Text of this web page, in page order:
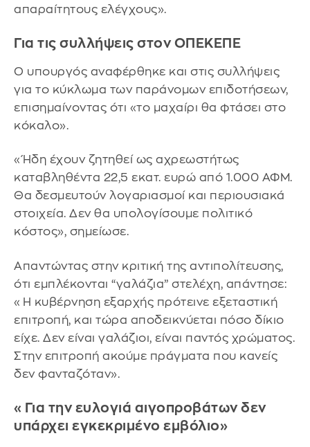
απαραίτητους ελέγχους».
Για τις συλλήψεις στον ΟΠΕΚΕΠΕ
Ο υπουργός αναφέρθηκε και στις συλλήψεις
για το κύκλωμα των παράνομων επιδοτήσεων,
επισημαίνοντας ότι «το μαχαίρι θα φτάσει στο
κόκαλο».
«Ήδη έχουν ζητηθεί ως αχρεωστήτως
καταβληθέντα 22,5 εκατ. ευρώ από 1.000 ΑΦΜ.
Θα δεσμευτούν λογαριασμοί και περιουσιακά
στοιχεία. Δεν θα υπολογίσουμε πολιτικό
κόστος», σημείωσε.
Απαντώντας στην κριτική της αντιπολίτευσης,
ότι εμπλέκονται “γαλάζια” στελέχη, απάντησε:
«Η κυβέρνηση εξαρχής πρότεινε εξεταστική
επιτροπή, και τώρα αποδεικνύεται πόσο δίκιο
είχε. Δεν είναι γαλάζιοι, είναι παντός χρώματος.
Στην επιτροπή ακούμε πράγματα που κανείς
δεν φανταζόταν».
«Για την ευλογιά αιγοπροβάτων δεν
υπάρχει εγκεκριμένο εμβόλιο»